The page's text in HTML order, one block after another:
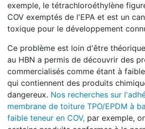
exemple, le tétrachloroéthylène
COV exemptés de l'EPA et est un
toxique pour le développement
Ce problème est loin d'être
au HBN a permis de découvrir des
commercialisés comme étant à
qui contiennent des produits
dangereux. Nos recherches sur
membrane de toiture TPO/EPDM à
faible teneur en COV, par exemple,